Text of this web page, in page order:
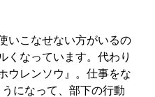
いこなせない方がいるの
くなっています。代わり
ウレンソウ』。仕事をな
になって、部下の行動